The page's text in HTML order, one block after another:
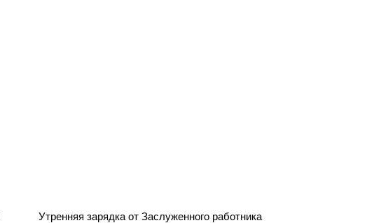
Утренняя зарядка от Заслуженного работника